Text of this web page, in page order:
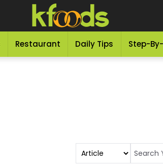
Restaurant Daily Tips Step-